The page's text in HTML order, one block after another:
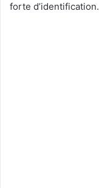
forte d’identification.